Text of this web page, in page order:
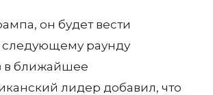
он будет вести
следующему раунду
в ближайшее
лидер добавил, что